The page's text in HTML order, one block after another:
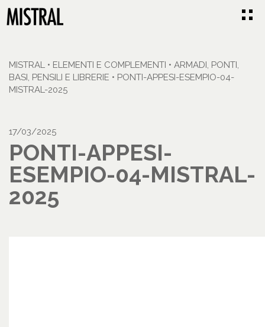
MISTRAL • ELEMENTI E COMPLEMENTI • ARMADI, PONTI,
BASI, PENSILI E LIBRERIE • PONTI-APPESI-ESEMPIO-04-
MISTRAL-2025
17/03/2025
PONTI-APPESI-
ESEMPIO-04-MISTRAL-
2025